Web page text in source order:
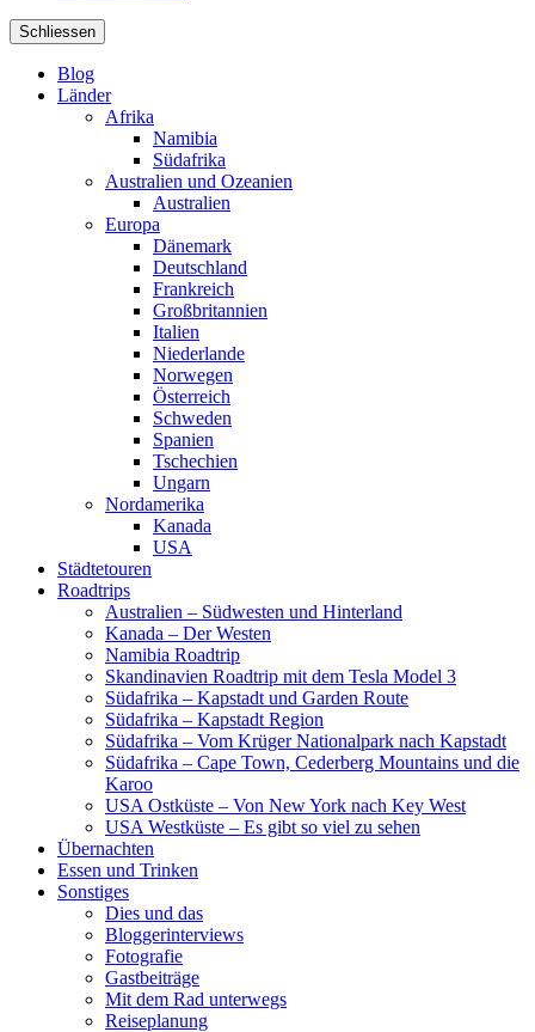
Schliessen
Blog
Länder
Afrika
Namibia
Südafrika
Australien und Ozeanien
Australien
Europa
Dänemark
Deutschland
Frankreich
Großbritannien
Italien
Niederlande
Norwegen
Österreich
Schweden
Spanien
Tschechien
Ungarn
Nordamerika
Kanada
USA
Städtetouren
Roadtrips
Australien – Südwesten und Hinterland
Kanada – Der Westen
Namibia Roadtrip
Skandinavien Roadtrip mit dem Tesla Model 3
Südafrika – Kapstadt und Garden Route
Südafrika – Kapstadt Region
Südafrika – Vom Krüger Nationalpark nach Kapstadt
Südafrika – Cape Town, Cederberg Mountains und die
Karoo
USA Ostküste – Von New York nach Key West
USA Westküste – Es gibt so viel zu sehen
Übernachten
Essen und Trinken
Sonstiges
Dies und das
Bloggerinterviews
Fotografie
Gastbeiträge
Mit dem Rad unterwegs
Reiseplanung